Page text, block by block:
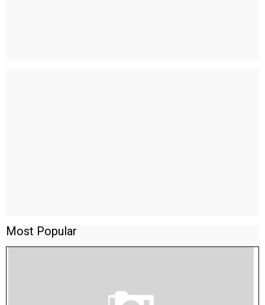
Most Popular